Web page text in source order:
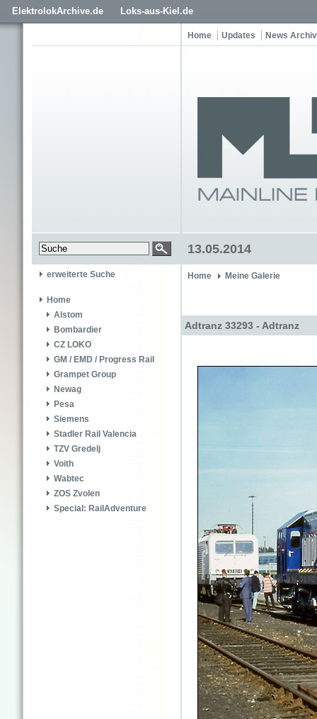
ElektrolokArchive.de Loks-aus-Kiel.de
Home Updates News Archiv
13.05.2014
erweiterte Suche
Home
Alstom
Bombardier
CZ LOKO
GM / EMD / Progress Rail
Grampet Group
Newag
Pesa
Siemens
Stadler Rail Valencia
TZV Gredelj
Voith
Wabtec
ZOS Zvolen
Special: RailAdventure
Home Meine Galerie
Adtranz 33293 - Adtranz